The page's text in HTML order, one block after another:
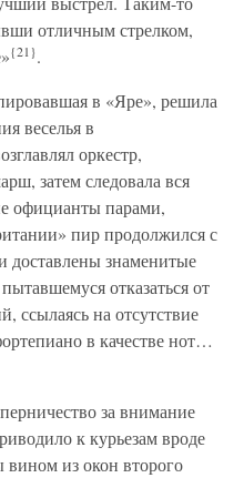
отличным стрелком,
{21}.
в «Яре», решила
веселья в
оркестр,
затем следовала вся
официанты парами,
пир продолжился с
доставлены знаменитые
отказаться от
ссылаясь на отсутствие
в качестве нот…
за внимание
к курьезам вроде
из окон второго